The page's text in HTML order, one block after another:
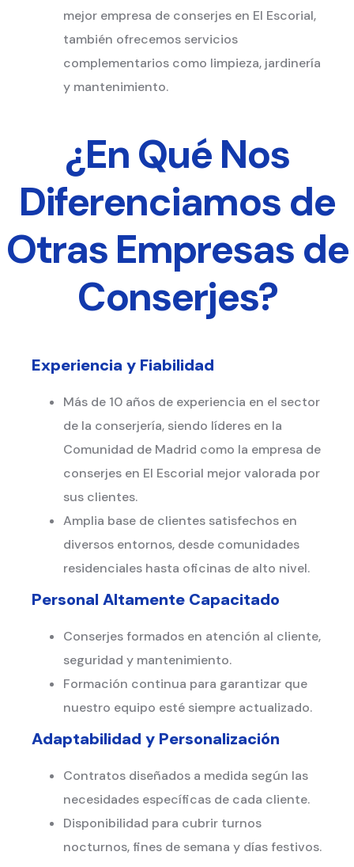
mejor empresa de conserjes en El Escorial,
también ofrecemos servicios
complementarios como limpieza, jardinería
y mantenimiento.
¿En Qué Nos
Diferenciamos de
Otras Empresas de
Conserjes?
Experiencia y Fiabilidad
Más de 10 años de experiencia en el sector
de la conserjería, siendo líderes en la
Comunidad de Madrid como la empresa de
conserjes en El Escorial mejor valorada por
sus clientes.
Amplia base de clientes satisfechos en
diversos entornos, desde comunidades
residenciales hasta oficinas de alto nivel.
Personal Altamente Capacitado
Conserjes formados en atención al cliente,
seguridad y mantenimiento.
Formación continua para garantizar que
nuestro equipo esté siempre actualizado.
Adaptabilidad y Personalización
Contratos diseñados a medida según las
necesidades específicas de cada cliente.
Disponibilidad para cubrir turnos
nocturnos, fines de semana y días festivos.